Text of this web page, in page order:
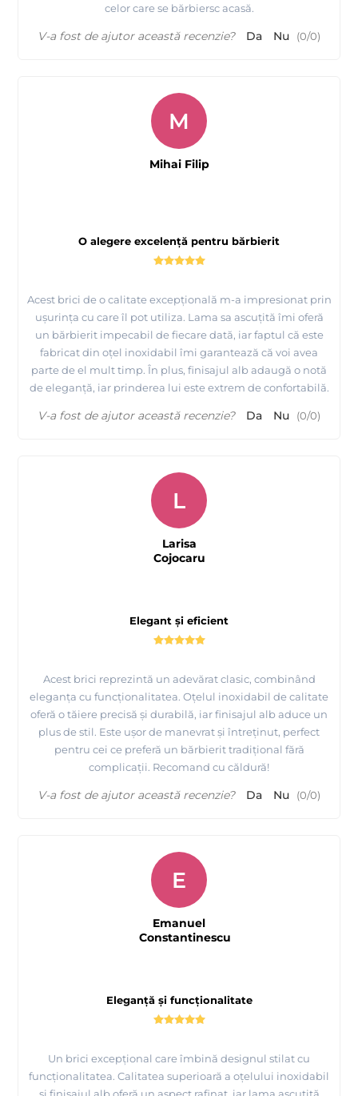
celor care se bărbiersc acasă.
V-a fost de ajutor această recenzie? Da Nu (0/0)
O alegere excelență pentru bărbierit
Acest brici de o calitate excepțională m-a impresionat prin
ușurința cu care îl pot utiliza. Lama sa ascuțită îmi oferă
un bărbierit impecabil de fiecare dată, iar faptul că este
fabricat din oțel inoxidabil îmi garantează că voi avea
parte de el mult timp. În plus, finisajul alb adaugă o notă
de eleganță, iar prinderea lui este extrem de confortabilă.
M
Mihai Filip
V-a fost de ajutor această recenzie? Da Nu (0/0)
Elegant și eficient
Acest brici reprezintă un adevărat clasic, combinând
eleganța cu funcționalitatea. Oțelul inoxidabil de calitate
oferă o tăiere precisă și durabilă, iar finisajul alb aduce un
plus de stil. Este ușor de manevrat și întreținut, perfect
pentru cei ce preferă un bărbierit tradițional fără
complicații. Recomand cu căldură!
L
Larisa
Cojocaru
V-a fost de ajutor această recenzie? Da Nu (0/0)
Eleganță și funcționalitate
Un brici excepțional care îmbină designul stilat cu
funcționalitatea. Calitatea superioară a oțelului inoxidabil
E
Emanuel
Constantinescu